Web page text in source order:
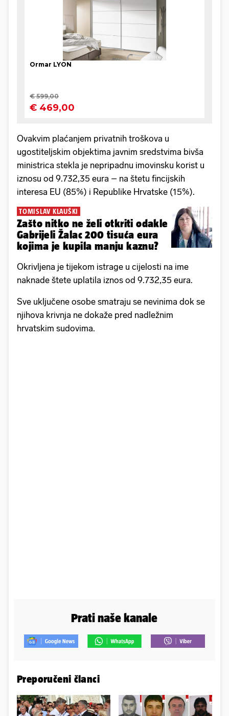
Ovakvim plaćanjem privatnih troškova u
ugostiteljskim objektima javnim sredstvima bivša
ministrica stekla je nepripadnu imovinsku korist u
iznosu od 9.732,35 eura – na štetu fincijskih
interesa EU (85%) i Republike Hrvatske (15%).
TOMISLAV KLAUŠKI
Zašto nitko ne želi otkriti odakle
Gabrijeli Žalac 200 tisuća eura
kojima je kupila manju kaznu?
Okrivljena je tijekom istrage u cijelosti na ime
naknade štete uplatila iznos od 9.732,35 eura.
Sve uključene osobe smatraju se nevinima dok se
njihova krivnja ne dokaže pred nadležnim
hrvatskim sudovima.
Prati naše kanale
Preporučeni članci